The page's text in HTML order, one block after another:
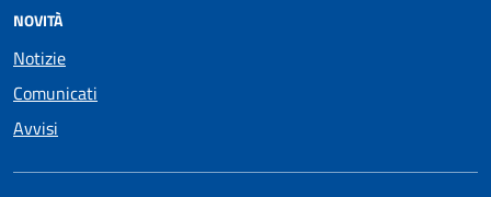
NOVITÀ
Notizie
Comunicati
Avvisi